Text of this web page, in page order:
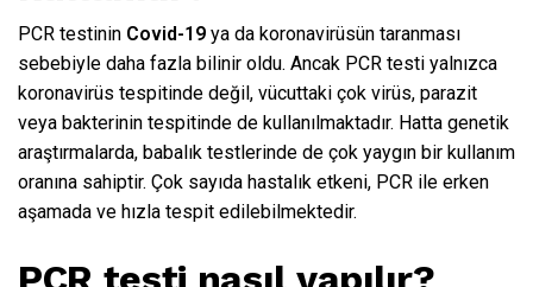
PCR testinin Covid-19 ya da koronavirüsün taranması
sebebiyle daha fazla bilinir oldu. Ancak PCR testi yalnızca
koronavirüs tespitinde değil, vücuttaki çok virüs, parazit
veya bakterinin tespitinde de kullanılmaktadır. Hatta genetik
araştırmalarda, babalık testlerinde de çok yaygın bir kullanım
oranına sahiptir. Çok sayıda hastalık etkeni, PCR ile erken
aşamada ve hızla tespit edilebilmektedir.